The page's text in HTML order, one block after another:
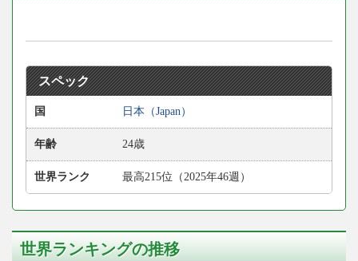
スペック
国 日本（Japan）
年齢 24歳
世界ランク 最高215位（2025年46週）
世界ランキングの推移